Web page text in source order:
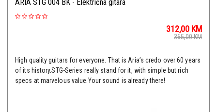
ARIA STG 004 BK - Električna gitara
312,00 KM
365,00KM
High quality guitars for everyone. That is Aria’s credo over 60 years
of its history.STG-Series really stand for it, with simple but rich
specs at marvelous value.Your sound is already there!